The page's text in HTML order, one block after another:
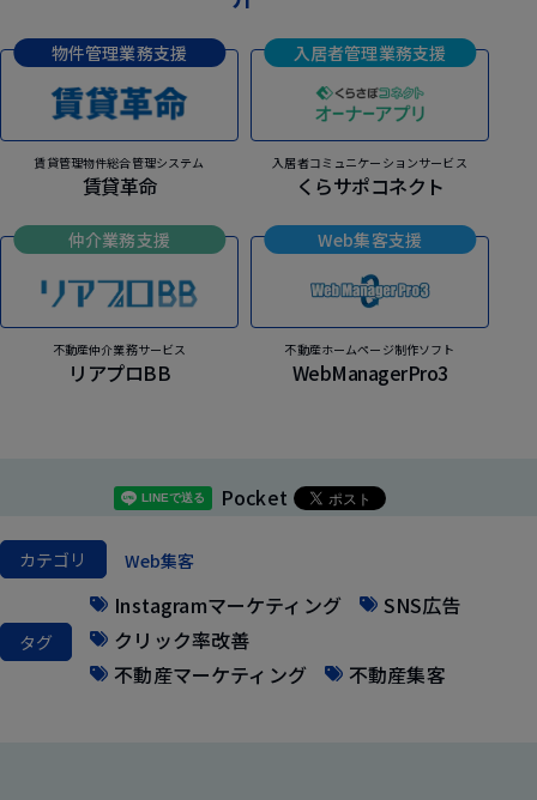
物件管理業務支援
賃貸管理物件総合管理システム
賃貸革命
入居者管理業務支援
入居者コミュニケーションサービス
くらサポコネクト
仲介業務支援
不動産仲介業務サービス
リアプロBB
Web集客支援
不動産ホームページ制作ソフト
WebManagerPro3
Pocket
カテゴリ Web集客
タグ
Instagramマーケティング
SNS広告
クリック率改善
不動産マーケティング
不動産集客